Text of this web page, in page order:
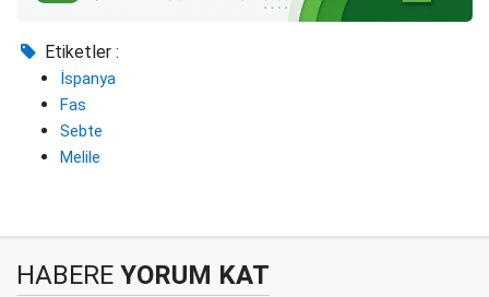
Etiketler :
İspanya
Fas
Sebte
Melile
HABERE YORUM KAT